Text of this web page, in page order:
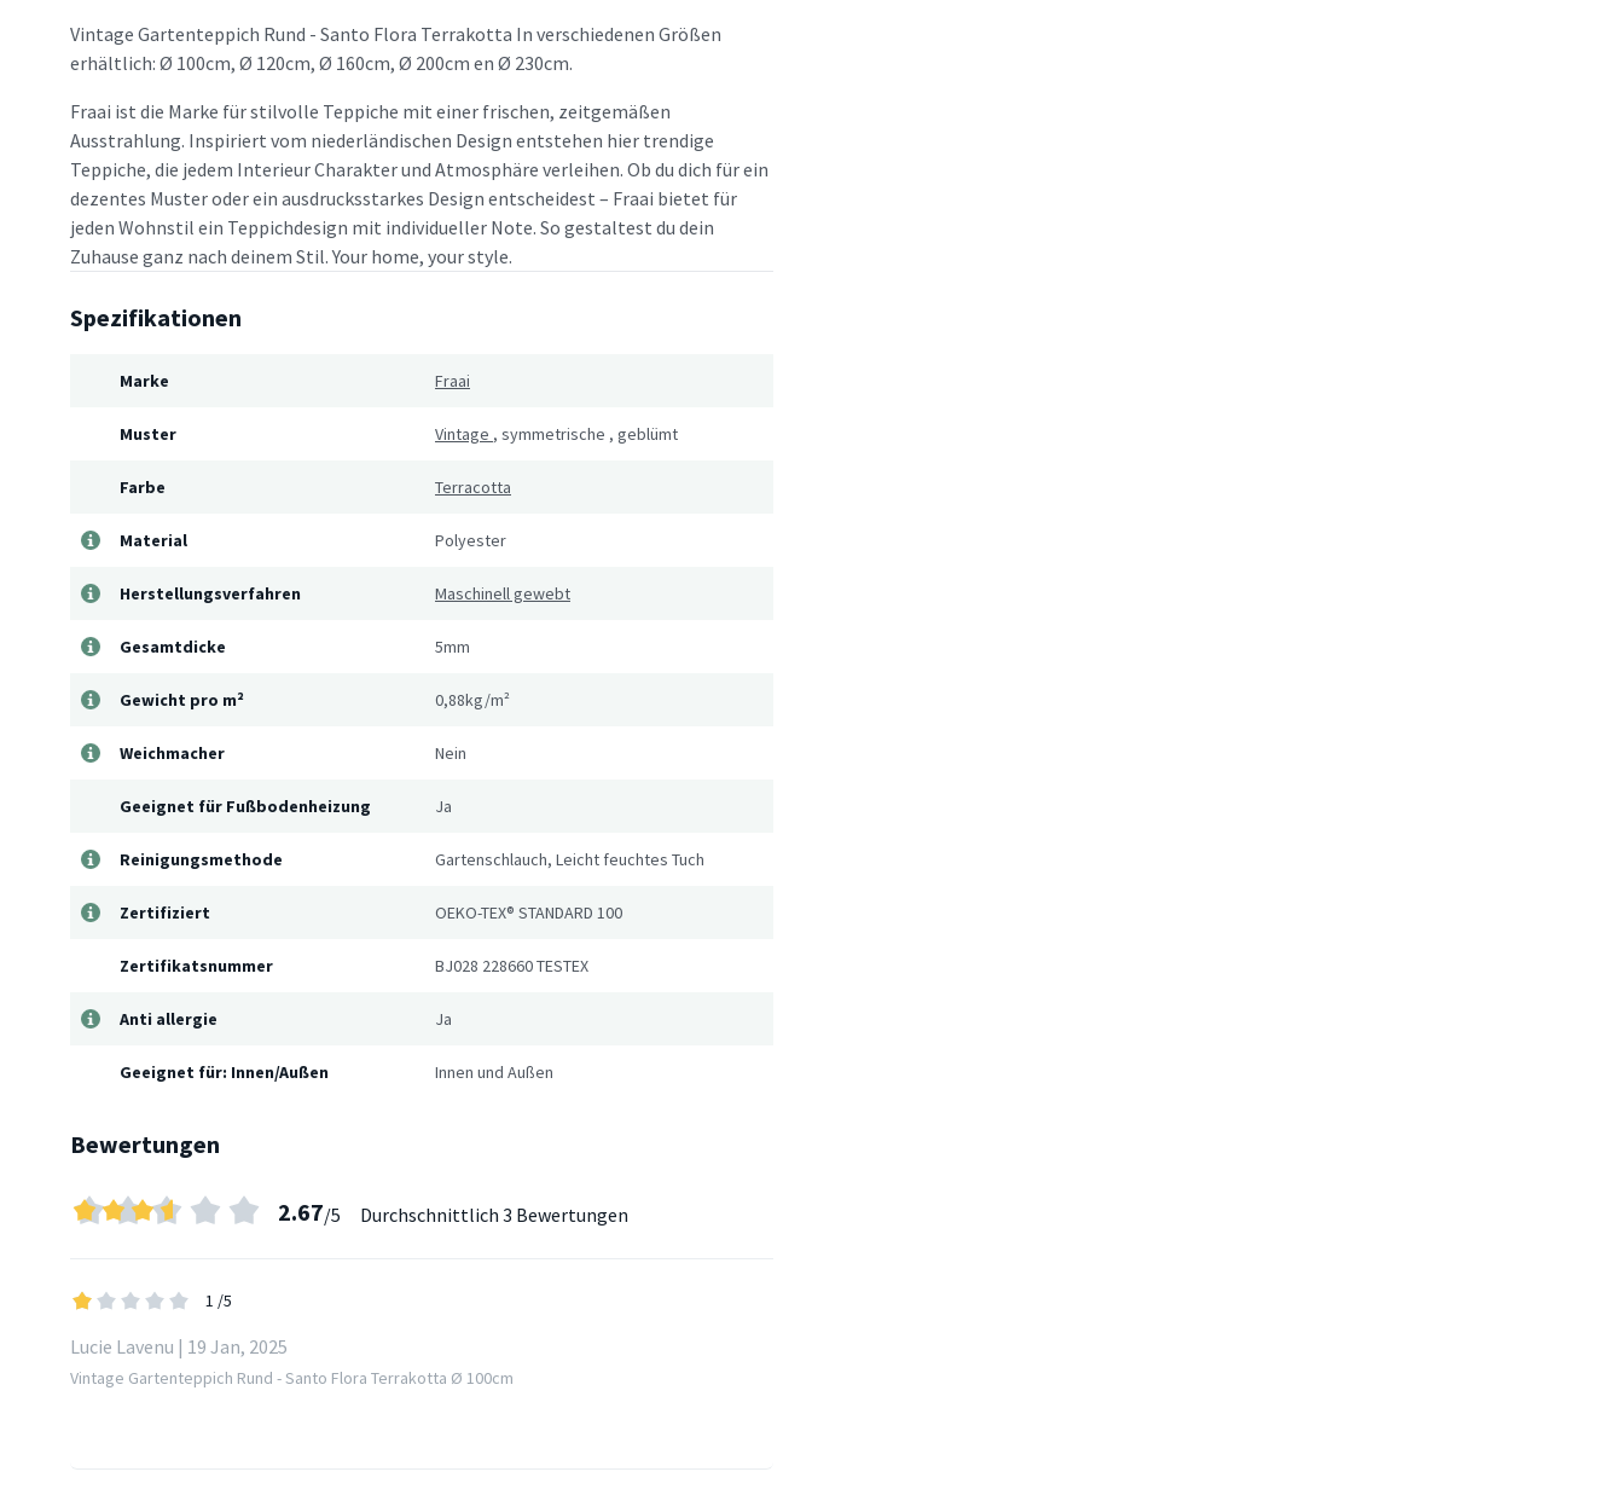
Vintage Gartenteppich Rund - Santo Flora Terrakotta In verschiedenen Größen
erhältlich: Ø 100cm, Ø 120cm, Ø 160cm, Ø 200cm en Ø 230cm.
Fraai ist die Marke für stilvolle Teppiche mit einer frischen, zeitgemäßen
Ausstrahlung. Inspiriert vom niederländischen Design entstehen hier trendige
Teppiche, die jedem Interieur Charakter und Atmosphäre verleihen. Ob du dich für ein
dezentes Muster oder ein ausdrucksstarkes Design entscheidest – Fraai bietet für
jeden Wohnstil ein Teppichdesign mit individueller Note. So gestaltest du dein
Zuhause ganz nach deinem Stil. Your home, your style.
Spezifikationen
Marke Fraai
Muster Vintage , symmetrische , geblümt
Farbe Terracotta
Material Polyester
Herstellungsverfahren Maschinell gewebt
Gesamtdicke 5mm
Gewicht pro m² 0,88kg/m²
Weichmacher Nein
Geeignet für Fußbodenheizung Ja
Reinigungsmethode Gartenschlauch, Leicht feuchtes Tuch
Zertifiziert OEKO-TEX® STANDARD 100
Zertifikatsnummer BJ028 228660 TESTEX
Anti allergie Ja
Geeignet für: Innen/Außen Innen und Außen
Bewertungen
2.67/5 Durchschnittlich 3 Bewertungen
1 /5
Lucie Lavenu | 19 Jan, 2025
Vintage Gartenteppich Rund - Santo Flora Terrakotta Ø 100cm